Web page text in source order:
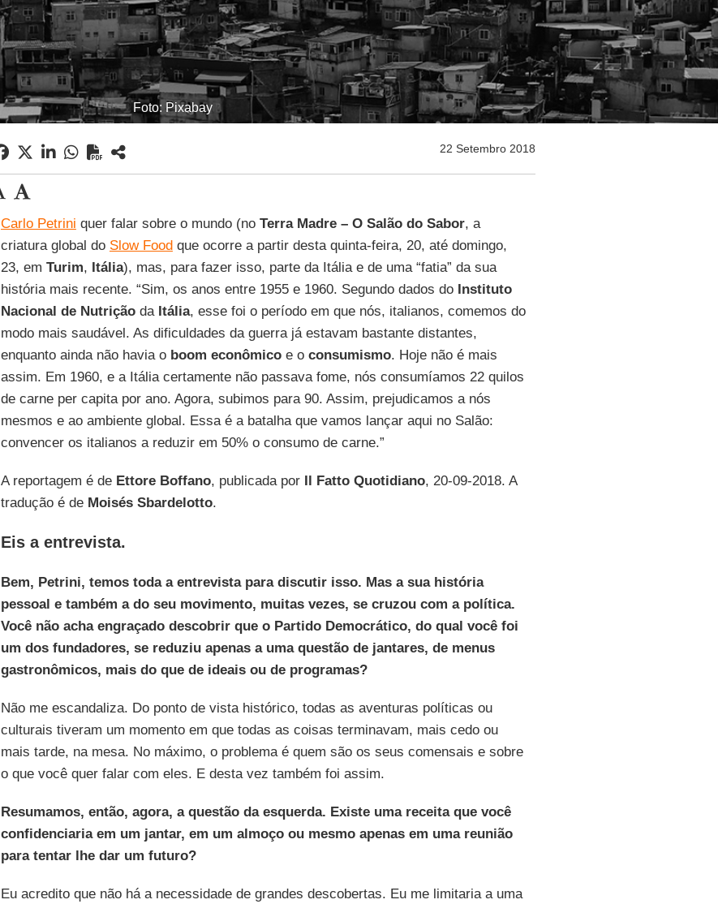
Foto: Pixabay
22 Setembro 2018
Carlo Petrini quer falar sobre o mundo (no Terra Madre – O Salão do Sabor, a
criatura global do Slow Foodque ocorre a partir desta quinta-feira, 20, até domingo,
23, em Turim, Itália), mas, para fazer isso, parte da Itália e de uma “fatia” da sua
história mais recente. “Sim, os anos entre 1955 e 1960. Segundo dados do Instituto
Nacional de Nutriçãoda Itália, esse foi o período em que nós, italianos, comemos do
modo mais saudável. As dificuldades da guerra já estavam bastante distantes,
enquanto ainda não havia o boom econômicoe o consumismo. Hoje não é mais
assim. Em 1960, e a Itália certamente não passava fome, nós consumíamos 22 quilos
de carne per capita por ano. Agora, subimos para 90. Assim, prejudicamos a nós
mesmos e ao ambiente global. Essa é a batalha que vamos lançar aqui no Salão:
convencer os italianos a reduzir em 50% o consumo de carne.”
A reportagem é de Ettore Boffano, publicada por Il Fatto Quotidiano, 20-09-2018. A
tradução é de Moisés Sbardelotto.
Eis a entrevista.
Bem, Petrini, temos toda a entrevista para discutir isso. Mas a sua história
pessoal e também a do seu movimento, muitas vezes, se cruzou com a política.
Você não acha engraçado descobrir que o Partido Democrático, do qual você foi
um dos fundadores, se reduziu apenas a uma questão de jantares, de menus
gastronômicos, mais do que de ideais ou de programas?
Não me escandaliza. Do ponto de vista histórico, todas as aventuras políticas ou
culturais tiveram um momento em que todas as coisas terminavam, mais cedo ou
mais tarde, na mesa. No máximo, o problema é quem são os seus comensais e sobre
o que você quer falar com eles. E desta vez também foi assim.
Resumamos, então, agora, a questão da esquerda. Existe uma receita que você
confidenciaria em um jantar, em um almoço ou mesmo apenas em uma reunião
para tentar lhe dar um futuro?
Eu acredito que não há a necessidade de grandes descobertas. Eu me limitaria a uma